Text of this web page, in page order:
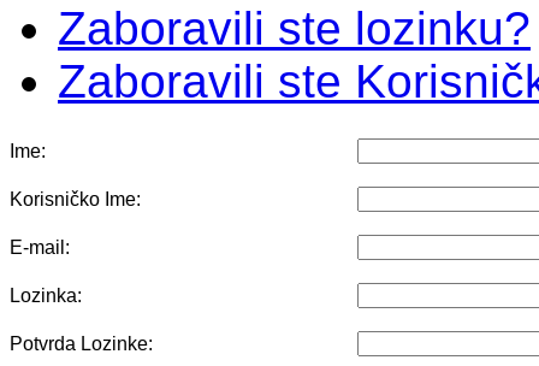
Zaboravili ste lozinku?
Zaboravili ste
Ime:
Korisničko Ime:
E-mail:
Lozinka:
Potvrda Lozinke: